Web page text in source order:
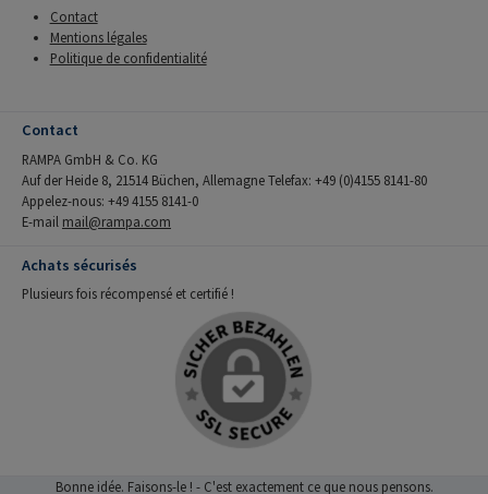
Contact
Mentions légales
Politique de confidentialité
Contact
RAMPA GmbH & Co. KG
Auf der Heide 8, 21514 Büchen, Allemagne Telefax: +49 (0)4155 8141-80
Appelez-nous: +49 4155 8141-0
E-mail mail@rampa.com
Achats sécurisés
Plusieurs fois récompensé et certifié !
Bonne idée. Faisons-le ! - C'est exactement ce que nous pensons.